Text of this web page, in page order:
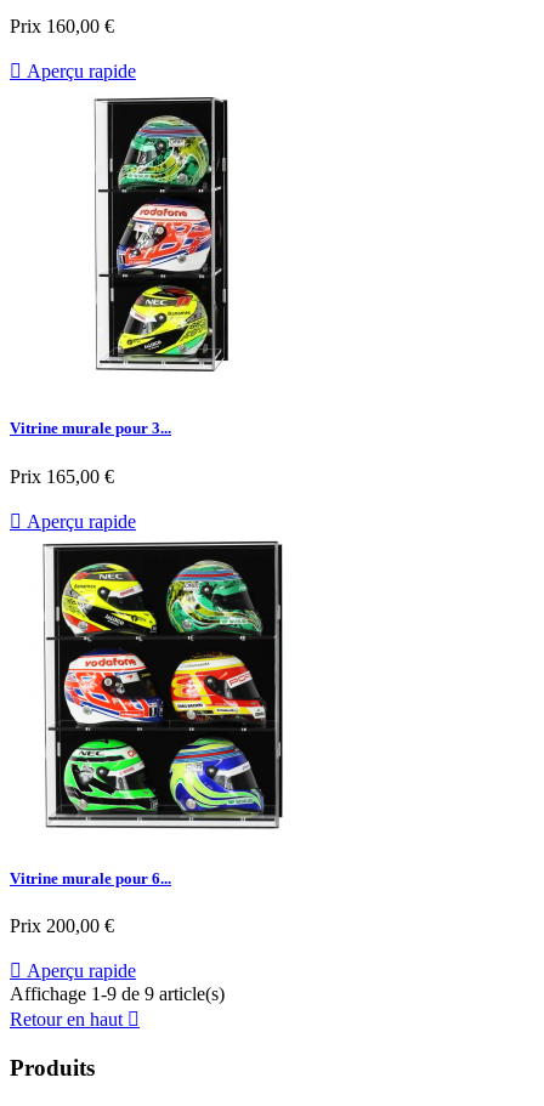
Prix 160,00 €
 Aperçu rapide
Vitrine murale pour 3...
Prix 165,00 €
 Aperçu rapide
Vitrine murale pour 6...
Prix 200,00 €
 Aperçu rapide
Affichage 1-9 de 9 article(s)
Retour en haut 
Produits